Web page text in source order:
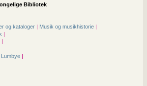
Bibliotek
og kataloger | Musik og musikhistorie |
|
|
Lumbye |